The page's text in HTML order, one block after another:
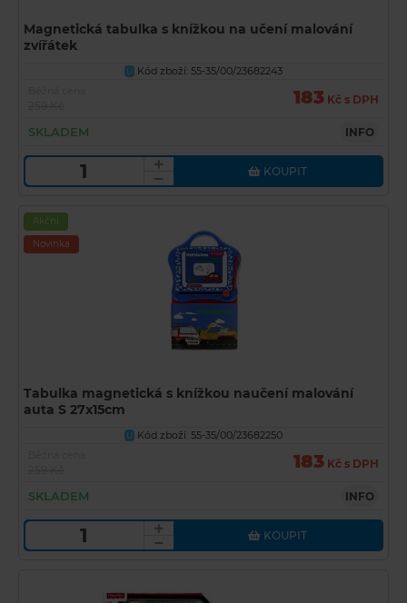
Magnetická tabulka s knížkou na učení malování
zvířátek
U
Kód zboží: 55-35/00/23682243
183 Kč s DPH
SKLADEM INFO
KOUPIT
Akční
Novinka
Tabulka magnetická s knížkou naučení malování
auta S 27x15cm
U
Kód zboží: 55-35/00/23682250
183 Kč s DPH
SKLADEM INFO
KOUPIT